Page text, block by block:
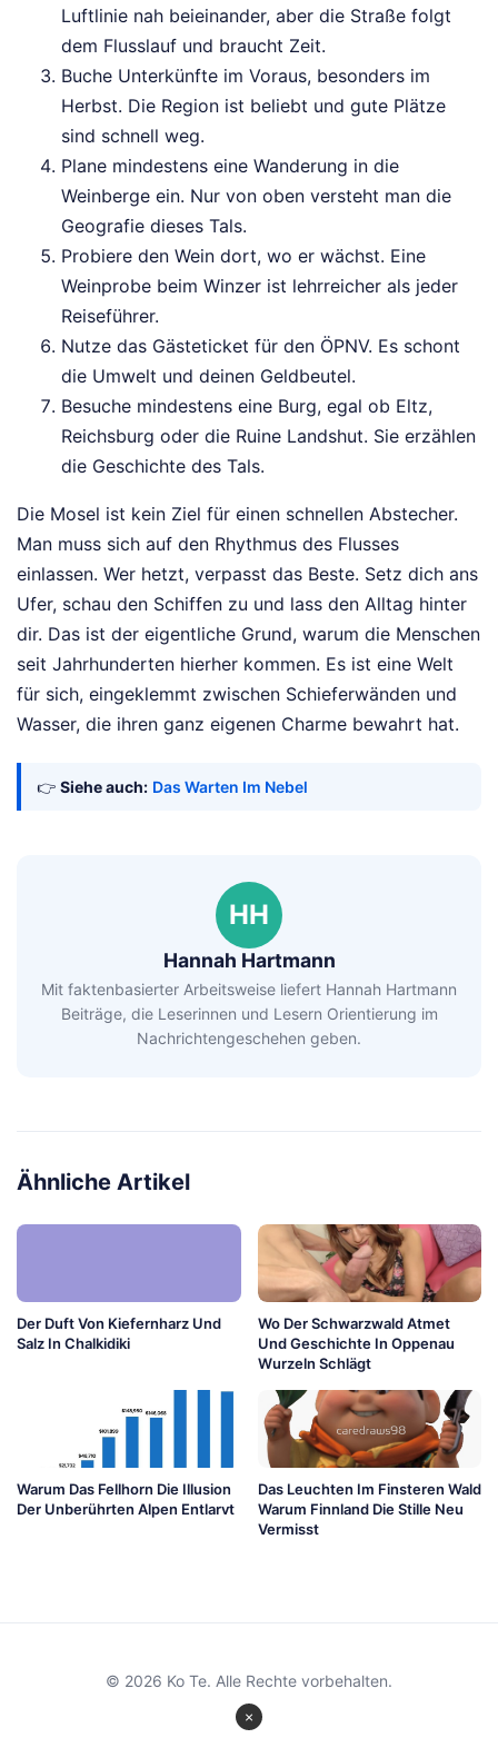
Luftlinie nah beieinander, aber die Straße folgt
dem Flusslauf und braucht Zeit.
Buche Unterkünfte im Voraus, besonders im
Herbst. Die Region ist beliebt und gute Plätze
sind schnell weg.
Plane mindestens eine Wanderung in die
Weinberge ein. Nur von oben versteht man die
Geografie dieses Tals.
Probiere den Wein dort, wo er wächst. Eine
Weinprobe beim Winzer ist lehrreicher als jeder
Reiseführer.
Nutze das Gästeticket für den ÖPNV. Es schont
die Umwelt und deinen Geldbeutel.
Besuche mindestens eine Burg, egal ob Eltz,
Reichsburg oder die Ruine Landshut. Sie erzählen
die Geschichte des Tals.
Die Mosel ist kein Ziel für einen schnellen Abstecher.
Man muss sich auf den Rhythmus des Flusses
einlassen. Wer hetzt, verpasst das Beste. Setz dich ans
Ufer, schau den Schiffen zu und lass den Alltag hinter
dir. Das ist der eigentliche Grund, warum die Menschen
seit Jahrhunderten hierher kommen. Es ist eine Welt
für sich, eingeklemmt zwischen Schieferwänden und
Wasser, die ihren ganz eigenen Charme bewahrt hat.
👉 Siehe auch: Das Warten Im Nebel
HH
Hannah Hartmann
Mit faktenbasierter Arbeitsweise liefert Hannah Hartmann
Beiträge, die Leserinnen und Lesern Orientierung im
Nachrichtengeschehen geben.
Ähnliche Artikel
Der Duft Von Kiefernharz Und
Salz In Chalkidiki
Wo Der Schwarzwald Atmet
Und Geschichte In Oppenau
Wurzeln Schlägt
Warum Das Fellhorn Die Illusion
Der Unberührten Alpen Entlarvt
Das Leuchten Im Finsteren Wald
Warum Finnland Die Stille Neu
Vermisst
×
© 2026 Ko Te. Alle Rechte vorbehalten.